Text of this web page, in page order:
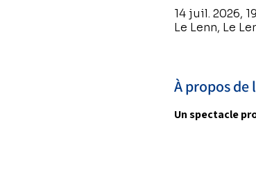
14 juil. 2026,
Le Lenn, Le
À propos
Un spectacle